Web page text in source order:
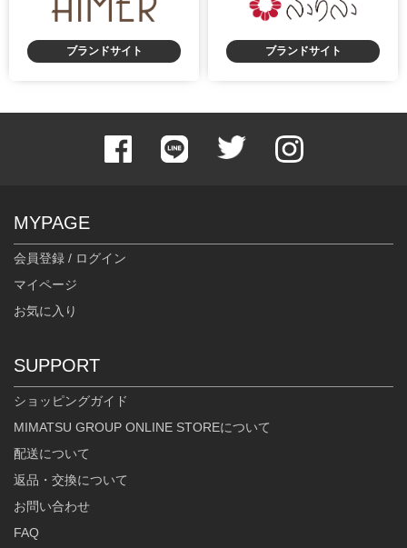
ブランドサイト ブランドサイト
MYPAGE
会員登録 / ログイン
マイページ
お気に入り
SUPPORT
ショッピングガイド
MIMATSU GROUP ONLINE STOREについて
配送について
返品・交換について
お問い合わせ
FAQ